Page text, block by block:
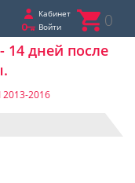
Кабинет
Войти
0
14 дней после
2013-2016